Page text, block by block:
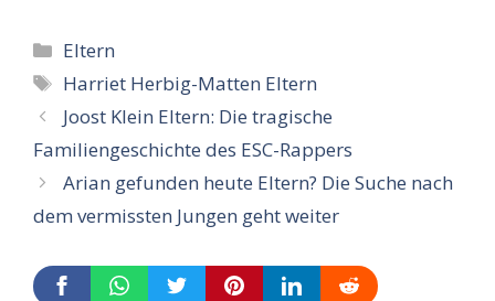
Categories
Eltern
Tags
Harriet Herbig-Matten Eltern
Joost Klein Eltern: Die tragische
Familiengeschichte des ESC-Rappers
Arian gefunden heute Eltern? Die Suche nach
dem vermissten Jungen geht weiter